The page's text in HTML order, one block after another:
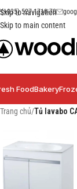
Skip to navigation
Skip to main content
(+035) 527-1710-70
FoodBakery
Trang chủ/Tủ lavabo